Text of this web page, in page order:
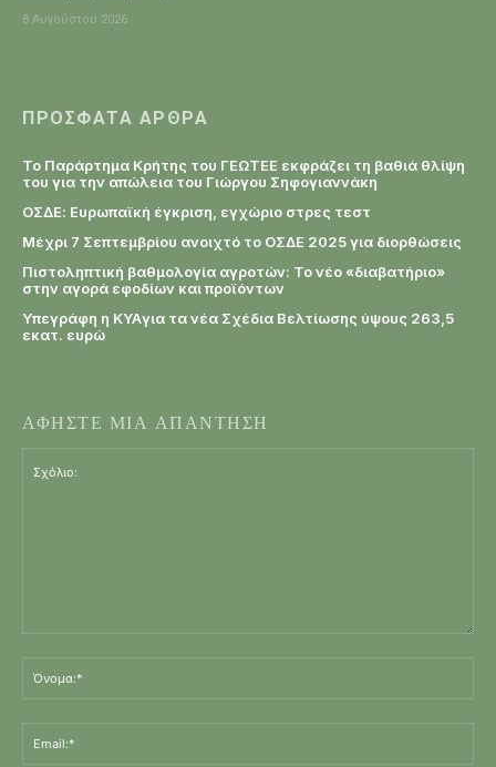
8 Αυγούστου 2026
ΠΡΌΣΦΑΤΑ ΆΡΘΡΑ
Το Παράρτημα Κρήτης του ΓΕΩΤΕΕ εκφράζει τη βαθιά θλίψη
του για την απώλεια του Γιώργου Σηφογιαννάκη
ΟΣΔΕ: Ευρωπαϊκή έγκριση, εγχώριο στρες τεστ
Μέχρι 7 Σεπτεμβρίου ανοιχτό το ΟΣΔΕ 2025 για διορθώσεις
Πιστοληπτική βαθμολογία αγροτών: Το νέο «διαβατήριο»
στην αγορά εφοδίων και προϊόντων
Υπεγράφη η KYAγια τα νέα Σχέδια Βελτίωσης ύψους 263,5
εκατ. ευρώ
ΑΦΗΣΤΕ ΜΙΑ ΑΠΑΝΤΗΣΗ